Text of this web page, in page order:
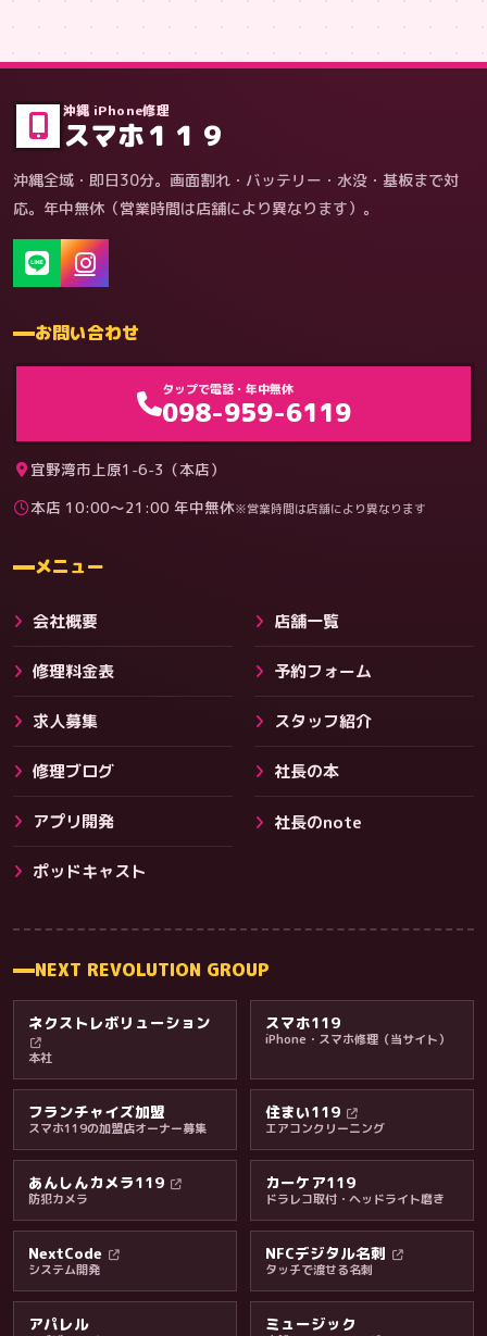
その他サービス
料金・保証・ご案内
症状・内容から
料金
沖縄 iPhone修理
スマホ１１９
沖縄全域・即日30分。画面割れ・バッテリー・水没・基板まで対
応。年中無休（営業時間は店舗により異なります）。
お問い合わせ
タップで電話・年中無休
098-959-6119
宜野湾市上原1-6-3（本店）
本店 10:00〜21:00 年中無休※営業時間は店舗により異なります
メニュー
会社概要 店舗一覧
修理料金表 予約フォーム
求人募集 スタッフ紹介
修理ブログ 社長の本
アプリ開発 社長のnote
ポッドキャスト
NEXT REVOLUTION GROUP
ネクストレボリューション
本社
スマホ119
iPhone・スマホ修理（当サイト）
フランチャイズ加盟
スマホ119の加盟店オーナー募集
住まい119
エアコンクリーニング
あんしんカメラ119
防犯カメラ
カーケア119
ドラレコ取付・ヘッドライト磨き
NextCode
システム開発
NFCデジタル名刺
タッチで渡せる名刺
アパレル ミュージック